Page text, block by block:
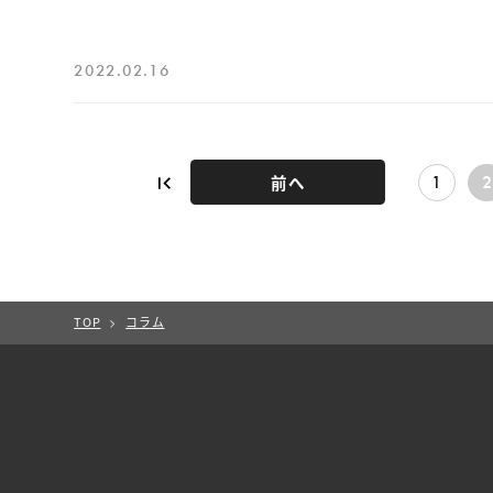
2022.02.16
前へ 1 2
TOP コラム